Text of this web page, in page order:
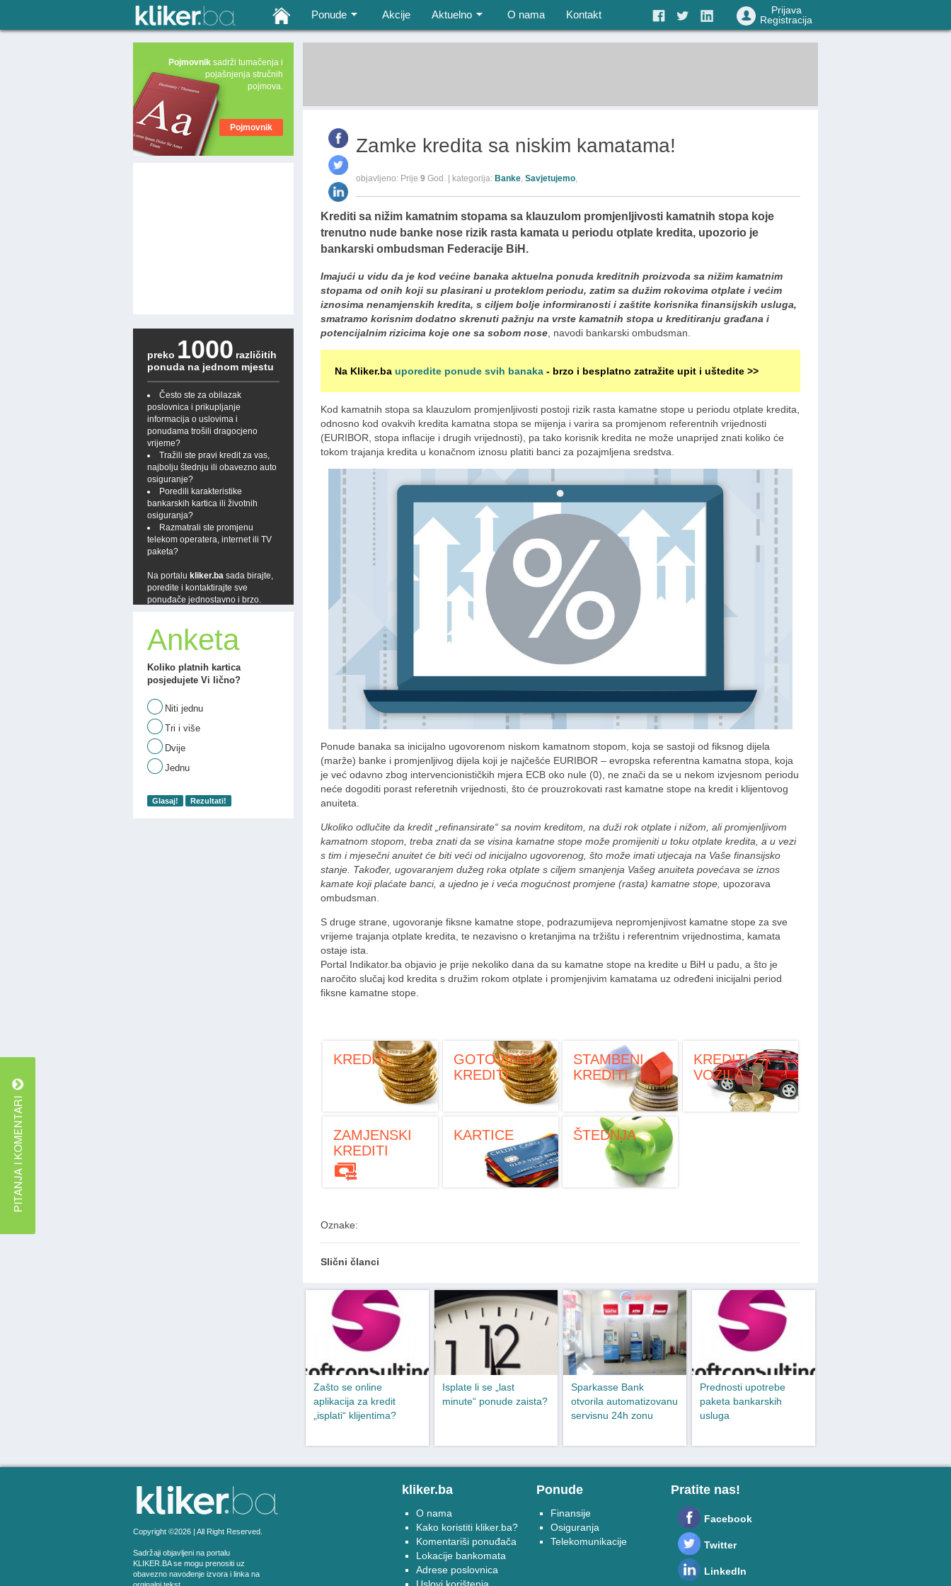
Ponude Akcije Aktuelno O nama Kontakt
Prijava
Registracija
Pojmovnik sadrži tumačenja i
pojašnjenja stručnih
pojmova.
Pojmovnik
preko 1000 različitih
ponuda na jednom mjestu
Često ste za obilazak
poslovnica i prikupljanje
informacija o uslovima i
ponudama trošili dragocjeno
vrijeme?
Tražili ste pravi kredit za vas,
najbolju štednju ili obavezno auto
osiguranje?
Poredili karakteristike
bankarskih kartica ili životnih
osiguranja?
Razmatrali ste promjenu
telekom operatera, internet ili TV
paketa?
Na portalu kliker.ba sada birajte,
poredite i kontaktirajte sve
ponuđače jednostavno i brzo.
Anketa
Koliko platnih kartica
posjedujete Vi lično?
Niti jednu
Tri i više
Dvije
Jednu
Glasaj! Rezultati!
Zamke kredita sa niskim kamatama!
objavljeno: Prije 9 God. | kategorija: Banke, Savjetujemo,
Krediti sa nižim kamatnim stopama sa klauzulom promjenljivosti kamatnih stopa koje
trenutno nude banke nose rizik rasta kamata u periodu otplate kredita, upozorio je
bankarski ombudsman Federacije BiH.
Imajući u vidu da je kod većine banaka aktuelna ponuda kreditnih proizvoda sa nižim kamatnim
stopama od onih koji su plasirani u proteklom periodu, zatim sa dužim rokovima otplate i većim
iznosima nenamjenskih kredita, s ciljem bolje informiranosti i zaštite korisnika finansijskih usluga,
smatramo korisnim dodatno skrenuti pažnju na vrste kamatnih stopa u kreditiranju građana i
potencijalnim rizicima koje one sa sobom nose , navodi bankarski ombudsman.
Na Kliker.ba uporedite ponude svih banaka - brzo i besplatno zatražite upit i uštedite >>
Kod kamatnih stopa sa klauzulom promjenljivosti postoji rizik rasta kamatne stope u periodu otplate kredita,
odnosno kod ovakvih kredita kamatna stopa se mijenja i varira sa promjenom referentnih vrijednosti
(EURIBOR, stopa inflacije i drugih vrijednosti), pa tako korisnik kredita ne može unaprijed znati koliko će
tokom trajanja kredita u konačnom iznosu platiti banci za pozajmljena sredstva.
Ponude banaka sa inicijalno ugovorenom niskom kamatnom stopom, koja se sastoji od fiksnog dijela
(marže) banke i promjenljivog dijela koji je najčešće EURIBOR – evropska referentna kamatna stopa, koja
je već odavno zbog intervencionističkih mjera ECB oko nule (0), ne znači da se u nekom izvjesnom periodu
neće dogoditi porast referetnih vrijednosti, što će prouzrokovati rast kamatne stope na kredit i klijentovog
anuiteta.
Ukoliko odlučite da kredit „refinansirate“ sa novim kreditom, na duži rok otplate i nižom, ali promjenljivom
kamatnom stopom, treba znati da se visina kamatne stope može promijeniti u toku otplate kredita, a u vezi
s tim i mjesečni anuitet će biti veći od inicijalno ugovorenog, što može imati utjecaja na Vaše finansijsko
stanje. Također, ugovaranjem dužeg roka otplate s ciljem smanjenja Vašeg anuiteta povećava se iznos
kamate koji plaćate banci, a ujedno je i veća mogućnost promjene (rasta) kamatne stope, upozorava
ombudsman.
S druge strane, ugovoranje fiksne kamatne stope, podrazumijeva nepromjenjivost kamatne stope za sve
vrijeme trajanja otplate kredita, te nezavisno o kretanjima na tržištu i referentnim vrijednostima, kamata
ostaje ista.
Portal Indikator.ba objavio je prije nekoliko dana da su kamatne stope na kredite u BiH u padu, a što je
naročito slučaj kod kredita s družim rokom otplate i promjenjivim kamatama uz određeni inicijalni period
fiksne kamatne stope.
KREDITI
GOTOVINSKI
KREDITI
STAMBENI
KREDITI
KREDITI ZA
VOZILA
ZAMJENSKI
KREDITI
KARTICE ŠTEDNJA
Oznake:
Slični članci
Zašto se online
aplikacija za kredit
„isplati“ klijentima?
Isplate li se „last
minute“ ponude zaista?
Sparkasse Bank
otvorila automatizovanu
servisnu 24h zonu
Prednosti upotrebe
paketa bankarskih
usluga
Copyright ©2026 | All Right Reserved.
Sadržaji objavljeni na portalu
KLIKER.BA se mogu prenositi uz
obavezno navođenje izvora i linka na
kliker.ba
O nama
Kako koristiti kliker.ba?
Komentariši ponuđača
Lokacije bankomata
Adrese poslovnica
Ponude
Finansije
Osiguranja
Telekomunikacije
Pratite nas!
Facebook
Twitter
LinkedIn